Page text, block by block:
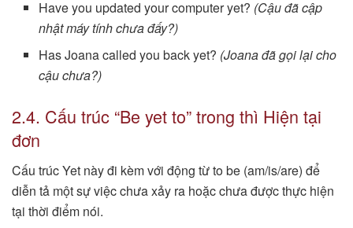
Have you updated your computer yet? (Cậu đã cập
nhật máy tính chưa đấy?)
Has Joana called you back yet? (Joana đã gọi lại cho
cậu chưa?)
2.4. Cấu trúc “Be yet to” trong thì Hiện tại
đơn
Cấu trúc Yet này đi kèm với động từ to be (am/is/are) để
diễn tả một sự việc chưa xảy ra hoặc chưa được thực hiện
tại thời điểm nói.